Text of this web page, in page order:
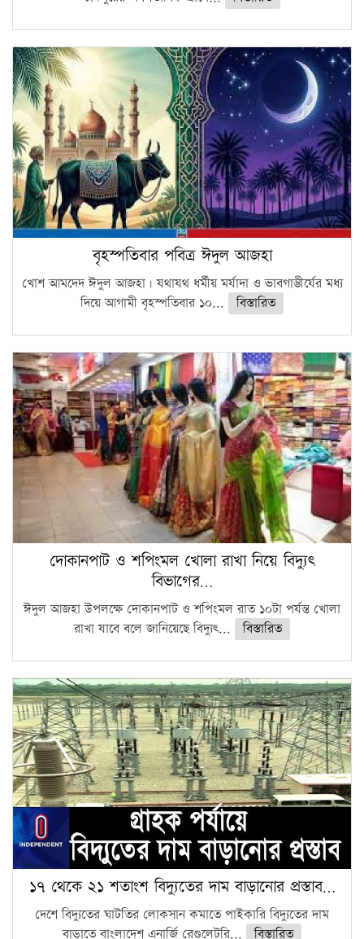
বৃহস্পতিবার পবিত্র ঈদুল আজহা
খোশ আমদেদ ঈদুল আজহা। যথাযথ ধর্মীয় মর্যাদা ও ভাবগাম্ভীর্যের মধ্য
দিয়ে আগামী বৃহস্পতিবার ১০...
বিস্তারিত
দোকানপাট ও শপিংমল খোলা রাখা নিয়ে বিদ্যুৎ
বিভাগের…
ঈদুল আজহা উপলক্ষে দোকানপাট ও শপিংমল রাত ১০টা পর্যন্ত খোলা
রাখা যাবে বলে জানিয়েছে বিদ্যুৎ...
বিস্তারিত
১৭ থেকে ২১ শতাংশ বিদ্যুতের দাম বাড়ানোর প্রস্তাব…
দেশে বিদ্যুতের ঘাটতির লোকসান কমাতে পাইকারি বিদ্যুতের দাম
বাড়াতে বাংলাদেশ এনার্জি রেগুলেটরি...
বিস্তারিত